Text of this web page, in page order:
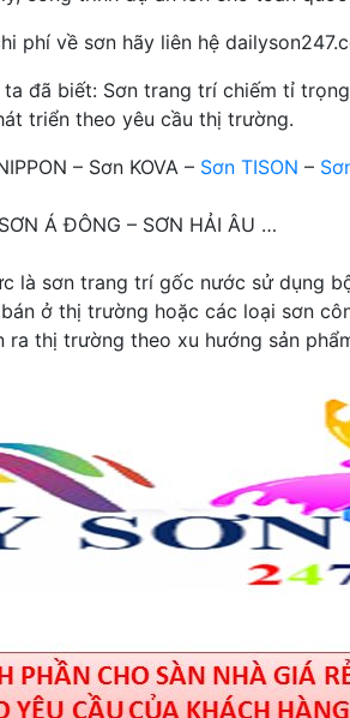
phí về sơn hãy liên hệ
đã biết: Sơn trang trí chiếm tỉ
triển theo yêu cầu thị trường.
– Sơn KOVA – Sơn TISON –
Á ĐÔNG – SƠN HẢI ÂU …
là sơn trang trí gốc nước sử dụng
ở thị trường hoặc các loại sơn
thị trường theo xu hướng sản